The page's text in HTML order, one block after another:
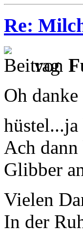
Re:
von
Oh
Ach
Glibber
Vielen
In der